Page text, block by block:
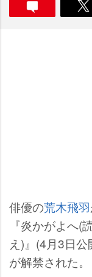
俳優の荒木飛羽
『炎かがよへ(
え)』(4月3日
が解禁された。